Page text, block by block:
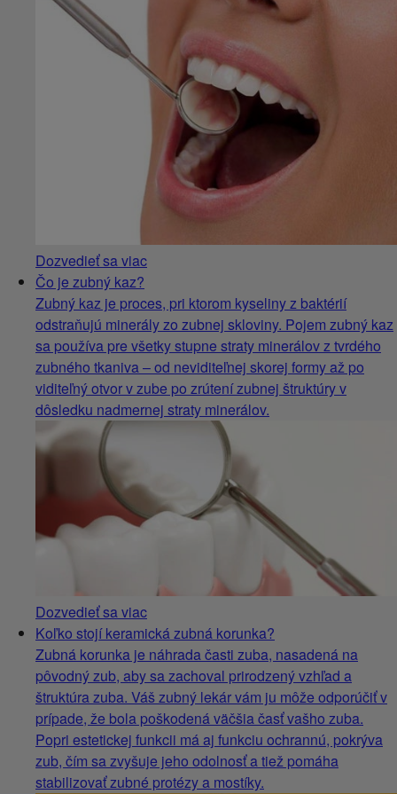
Dozvedieť sa viac
Čo je zubný kaz?
Zubný kaz je proces, pri ktorom kyseliny z baktérií
odstraňujú minerály zo zubnej skloviny. Pojem zubný kaz
sa používa pre všetky stupne straty minerálov z tvrdého
zubného tkaniva – od neviditeľnej skorej formy až po
viditeľný otvor v zube po zrútení zubnej štruktúry v
dôsledku nadmernej straty minerálov.
Dozvedieť sa viac
Koľko stojí keramická zubná korunka?
Zubná korunka je náhrada časti zuba, nasadená na
pôvodný zub, aby sa zachoval prirodzený vzhľad a
štruktúra zuba. Váš zubný lekár vám ju môže odporúčiť v
prípade, že bola poškodená väčšia časť vašho zuba.
Popri estetickej funkcii má aj funkciu ochrannú, pokrýva
zub, čím sa zvyšuje jeho odolnosť a tiež pomáha
stabilizovať zubné protézy a mostíky.